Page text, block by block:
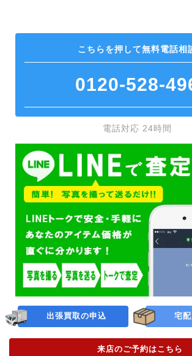
出張買取の申込 宅
こちらを押して無料電話相
0120-528-
電話対応 24時間
来店のご予約はこちら